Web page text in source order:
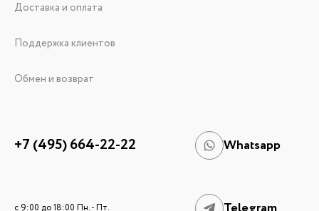
Доставка и оплата
Поддержка клиентов
Обмен и возврат
+7 (495) 664-22-22 Whatsapp
c 9:00 до 18:00 Пн. - Пт.